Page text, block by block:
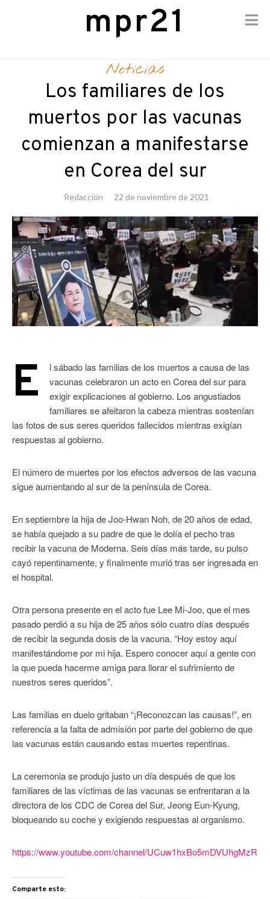
mpr21
Noticias
Los familiares de los
muertos por las vacunas
comienzan a manifestarse
en Corea del sur
Redacción 22 de noviembre de 2021
E
l sábado las familias de los muertos a causa de las
vacunas celebraron un acto en Corea del sur para
exigir explicaciones al gobierno. Los angustiados
familiares se afeitaron la cabeza mientras sostenían
las fotos de sus seres queridos fallecidos mientras exigían
respuestas al gobierno.
El número de muertes por los efectos adversos de las vacuna
sigue aumentando al sur de la península de Corea.
En septiembre la hija de Joo-Hwan Noh, de 20 años de edad,
se había quejado a su padre de que le dolía el pecho tras
recibir la vacuna de Moderna. Seis días más tarde, su pulso
cayó repentinamente, y finalmente murió tras ser ingresada en
el hospital.
Otra persona presente en el acto fue Lee Mi-Joo, que el mes
pasado perdió a su hija de 25 años sólo cuatro días después
de recibir la segunda dosis de la vacuna. “Hoy estoy aquí
manifestándome por mi hija. Espero conocer aquí a gente con
la que pueda hacerme amiga para llorar el sufrimiento de
nuestros seres queridos”.
Las familias en duelo gritaban “¡Reconozcan las causas!”, en
referencia a la falta de admisión por parte del gobierno de que
las vacunas están causando estas muertes repentinas.
La ceremonia se produjo justo un día después de que los
familiares de las víctimas de las vacunas se enfrentaran a la
directora de los CDC de Corea del Sur, Jeong Eun-Kyung,
bloqueando su coche y exigiendo respuestas al organismo.
https://www.youtube.com/channel/
Comparte esto: